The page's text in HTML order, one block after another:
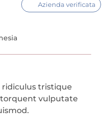
Azienda verificata
tristique
vulputate